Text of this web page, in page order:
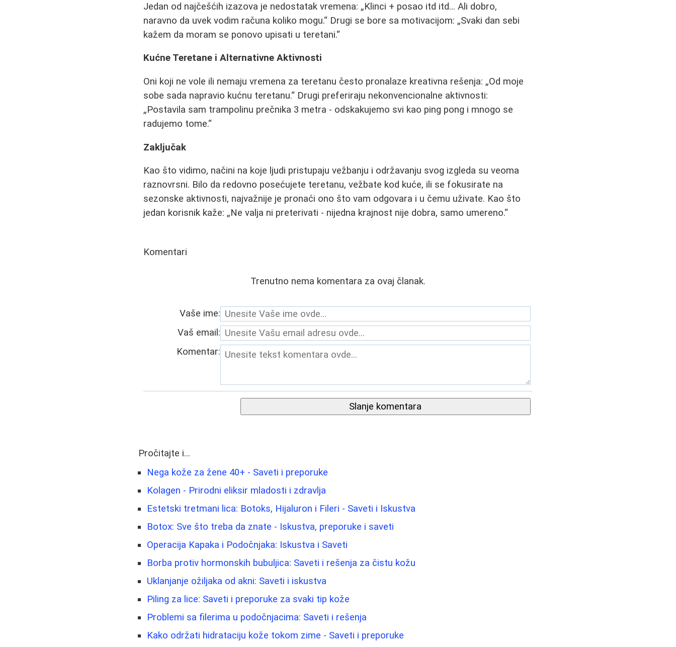
Jedan od najčešćih izazova je nedostatak vremena:
Klinci + posao itd itd... Ali dobro,
naravno da uvek vodim računa koliko mogu.
Drugi se bore sa motivacijom:
Svaki dan sebi
kažem da moram se ponovo upisati u teretani.
Kućne Teretane i Alternativne Aktivnosti
Oni koji ne vole ili nemaju vremena za teretanu često pronalaze kreativna rešenja:
Od moje
sobe sada napravio kućnu teretanu.
Drugi preferiraju nekonvencionalne aktivnosti:
Postavila sam trampolinu prečnika 3 metra - odskakujemo svi kao ping pong i mnogo se
radujemo tome.
Zaključak
Kao što vidimo, načini na koje ljudi pristupaju vežbanju i održavanju svog izgleda su veoma
raznovrsni. Bilo da redovno posećujete teretanu, vežbate kod kuće, ili se fokusirate na
sezonske aktivnosti, najvažnije je pronaći ono što vam odgovara i u čemu uživate. Kao što
jedan korisnik kaže: Ne valja ni preterivati - nijedna krajnost nije dobra, samo umereno.
Komentari
Trenutno nema komentara za ovaj članak.
Vaše ime:
Vaš email:
Komentar:
Slanje komentara
Pročitajte i...
Nega kože za žene 40+ - Saveti i preporuke
Kolagen - Prirodni eliksir mladosti i zdravlja
Estetski tretmani lica: Botoks, Hijaluron i Fileri - Saveti i Iskustva
Botox: Sve što treba da znate - Iskustva, preporuke i saveti
Operacija Kapaka i Podočnjaka: Iskustva i Saveti
Borba protiv hormonskih bubuljica: Saveti i rešenja za čistu kožu
Uklanjanje ožiljaka od akni: Saveti i iskustva
Piling za lice: Saveti i preporuke za svaki tip kože
Problemi sa filerima u podočnjacima: Saveti i rešenja
Kako održati hidrataciju kože tokom zime - Saveti i preporuke